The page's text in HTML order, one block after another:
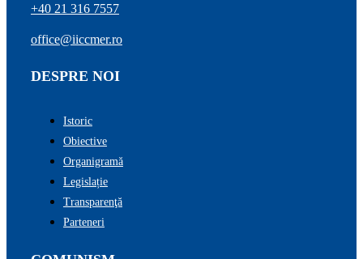
+40 21 316 7557
office@iiccmer.ro
DESPRE NOI
Istoric
Obiective
Organigramă
Legislație
Transparenţă
Parteneri